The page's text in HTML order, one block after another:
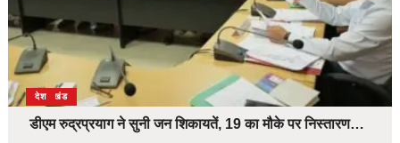
उत्तराखंड
देश
डीएम रुद्रप्रयाग ने सुनी जन शिकायतें, 19 का मौके पर निस्तारण…